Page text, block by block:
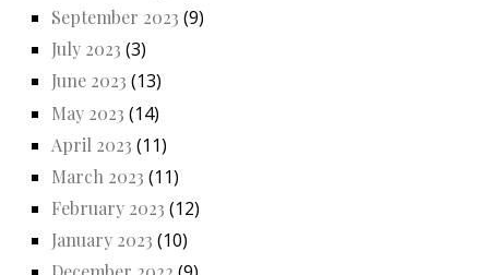
September 2023 (9)
July 2023 (3)
June 2023 (13)
May 2023 (14)
April 2023 (11)
March 2023 (11)
February 2023 (12)
January 2023 (10)